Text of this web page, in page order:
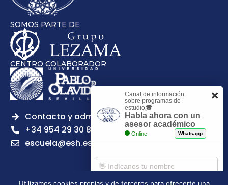
SOMOS PARTE DE
CENTRO COLABORADOR
Contacto y admisiones
+34 954 29 30 81
escuela@esh.es
Canal de información
sobre programas de
estudio🎓
Habla ahora con un
asesor académico
Online Whatsapp